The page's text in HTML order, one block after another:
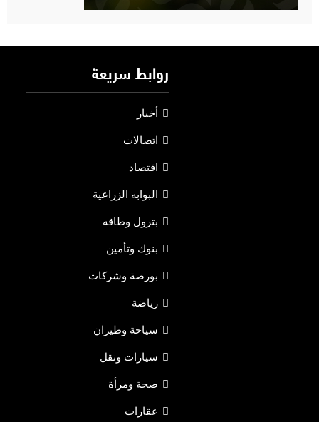
روابط سريعة
أخبار
اتصالات
اقتصاد
البوابه الزراعية
بترول وطاقه
بنوك وتأمين
بورصة وشركات
رياضة
سياحة وطيران
سيارات ونقل
صحة ومرأة
عقارات